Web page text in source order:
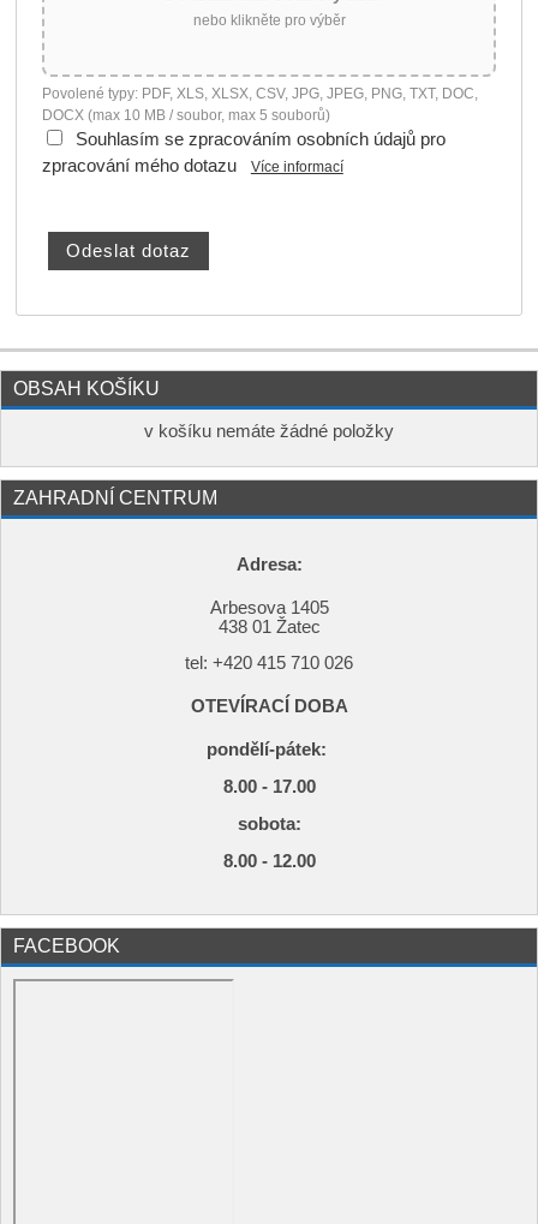
nebo klikněte pro výběr
Povolené typy: PDF, XLS, XLSX, CSV, JPG, JPEG, PNG, TXT, DOC,
DOCX (max 10 MB / soubor, max 5 souborů)
Souhlasím se zpracováním osobních údajů pro
zpracování mého dotazu
Více informací
OBSAH KOŠÍKU
v košíku nemáte žádné položky
ZAHRADNÍ CENTRUM
Adresa:
Arbesova 1405
438 01 Žatec
tel: +420 415 710 026
OTEVÍRACÍ DOBA
pondělí-pátek:
8.00 - 17.00
sobota:
8.00 - 12.00
FACEBOOK